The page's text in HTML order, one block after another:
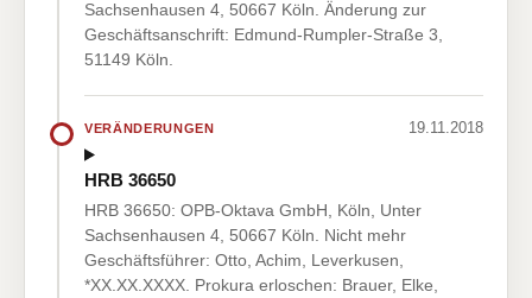
Sachsenhausen 4, 50667 Köln. Änderung zur
Geschäftsanschrift: Edmund-Rumpler-Straße 3,
51149 Köln.
VERÄNDERUNGEN 19.11.2018
HRB 36650
HRB 36650: OPB-Oktava GmbH, Köln, Unter
Sachsenhausen 4, 50667 Köln. Nicht mehr
Geschäftsführer: Otto, Achim, Leverkusen,
*XX.XX.XXXX. Prokura erloschen: Brauer, Elke,